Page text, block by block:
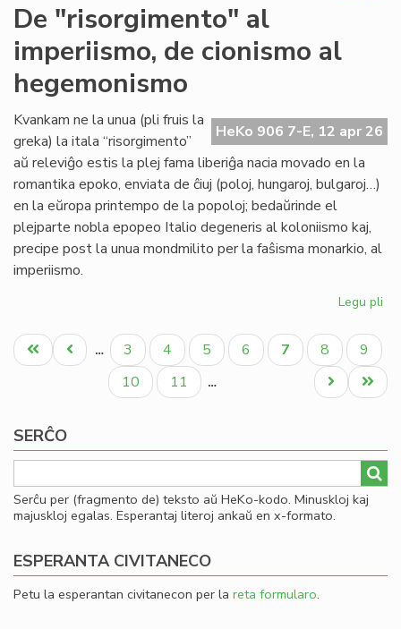
De "risorgimento" al
imperiismo, de cionismo al
hegemonismo
HeKo 906 7-E, 12 apr 26
Kvankam ne la unua (pli fruis la
greka) la itala “risorgimento”
aŭ releviĝo estis la plej fama liberiĝa nacia movado en la
romantika epoko, enviata de ĉiuj (poloj, hungaroj, bulgaroj…)
en la eŭropa printempo de la popoloj; bedaŭrinde el
plejparte nobla epopeo Italio degeneris al koloniismo kaj,
precipe post la unua mondmilito per la faŝisma monarkio, al
imperiismo.
Legu pli
de
Pagination
Unua
paĝo
Antaŭa
paĝo
… Paĝo
3 Paĝo
4 Paĝo
5 Paĝo
6
Aktuala
paĝo
7 Paĝo
8 Paĝo
9
Paĝo
10 Paĝo
11 …
Last
page
Next
page
SERĈO
Serĉu per (fragmento de) teksto aŭ HeKo-kodo. Minuskloj kaj
majuskloj egalas. Esperantaj literoj ankaŭ en x-formato.
ESPERANTA CIVITANECO
Petu la esperantan civitanecon per la reta formularo.